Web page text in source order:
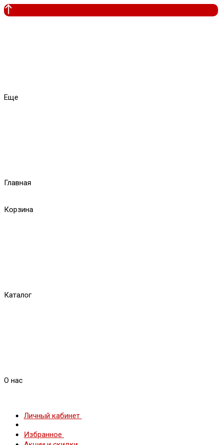
Еще
Главная
Корзина
Каталог
О нас
Личный кабинет
Избранное